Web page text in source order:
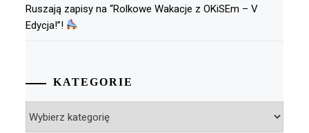
Ruszają zapisy na “Rolkowe Wakacje z OKiSEm – V
Edycja!”!
KATEGORIE